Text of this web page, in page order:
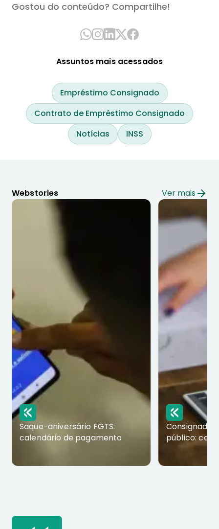
Gostou do conteúdo? Compartilhe!
Assuntos mais acessados
Empréstimo Consignado
Contrato de Empréstimo Consignado
Notícias
INSS
Webstories Ver mais
Saque-aniversário FGTS:
calendário de pagamento
Consignado
público: